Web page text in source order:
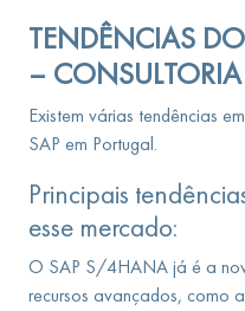
TENDÊNCIAS
–
Existem várias tendências
SAP em Portugal.
Principais
esse mercado:
O SAP S/4HANA já é a
recursos avançados, como